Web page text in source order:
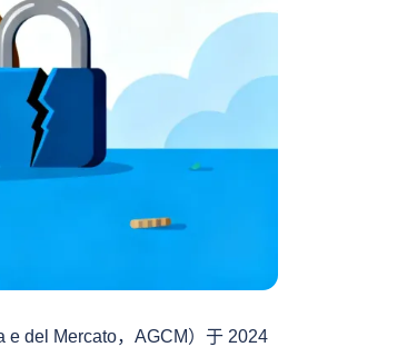
e del Mercato，AGCM）于 2024